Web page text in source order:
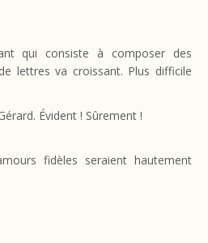
qui consiste à composer des
lettres va croissant. Plus difficile
Évident ! Sûrement !
fidèles seraient hautement